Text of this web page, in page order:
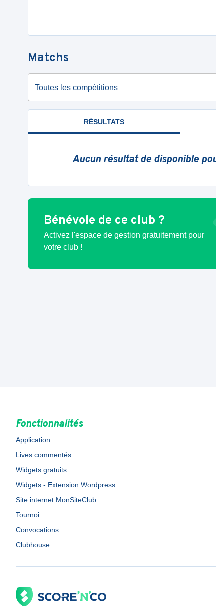
Matchs
Toutes les compétitions
RÉSULTATS
Aucun résultat de disponible
Bénévole de ce club ?
Activez l'espace de gestion gratuitement pour
votre club !
Fonctionnalités
Application
Lives commentés
Widgets gratuits
Widgets - Extension Wordpress
Site internet MonSiteClub
Tournoi
Convocations
Clubhouse